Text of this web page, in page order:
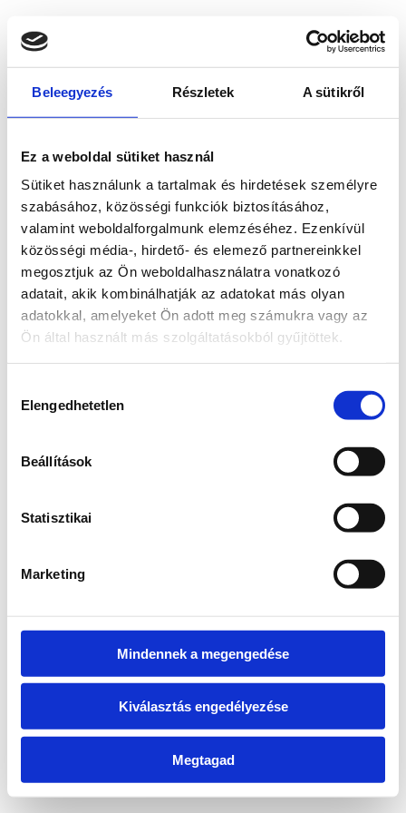
Beleegyezés Részletek A sütikről
Ez a weboldal sütiket használ
Sütiket használunk a tartalmak és hirdetések személyre
szabásához, közösségi funkciók biztosításához,
valamint weboldalforgalmunk elemzéséhez. Ezenkívül
közösségi média-, hirdető- és elemező partnereinkkel
megosztjuk az Ön weboldalhasználatra vonatkozó
adatait, akik kombinálhatják az adatokat más olyan
adatokkal, amelyeket Ön adott meg számukra vagy az
Ön által használt más szolgáltatásokból gyűjtöttek.
kiválasztása
Elengedhetetlen
Beállítások
Statisztikai
Marketing
Mindennek a megengedése
Kiválasztás engedélyezése
Megtagad
loadingwww.bicapp.hu
(see the browser console for more